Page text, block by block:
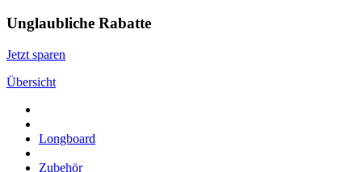
Unglaubliche Rabatte
Jetzt sparen
Übersicht
Longboard
Zubehör